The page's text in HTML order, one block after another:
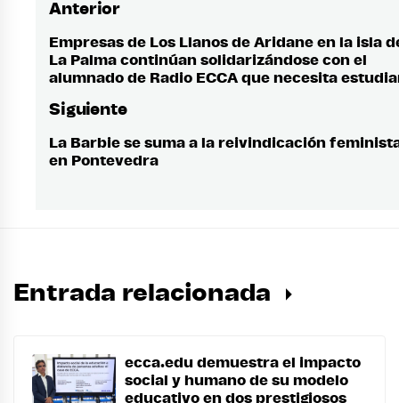
Navegación
de
entradas
Anterior
Entrada
anterior:
Empresas de Los Llanos de Aridane en la isla
La Palma continúan solidarizándose con el
alumnado de Radio ECCA que necesita
Siguiente
Entrada
siguiente:
La Barbie se suma a la reivindicación
en Pontevedra
Entrada relacionada
ecca.edu demuestra el impacto
social y humano de su modelo
educativo en dos prestigiosos